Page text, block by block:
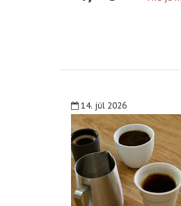
14. júl 2026